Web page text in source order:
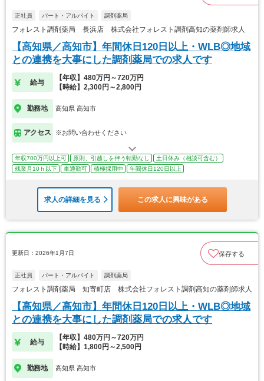
正社員 パート・アルバイト 調剤薬局
フォレスト調剤薬局 長浜店 株式会社フォレスト調剤高知の薬剤師求人
【高知県／高知市】年間休日120日以上・WLB◎地域
との連携を大事にした調剤薬局での求人です
給与
【年収】480万円～720万円
【時給】2,300円～2,800円
勤務地 高知県 高知市
アクセス ※お問い合わせください
年収700万円以上可 原則、引越しを伴う転勤なし
土日休み（相談可含む）
残業月10ｈ以下
車通勤可 積極採用中 年間休日120日以上
求人の詳細を見る この求人に興味がある
更新日：2026年1月7日 保存する
正社員 パート・アルバイト 調剤薬局
フォレスト調剤薬局 知寄町店 株式会社フォレスト調剤高知の薬剤師求人
【高知県／高知市】年間休日120日以上・WLB◎地域
との連携を大事にした調剤薬局での求人です
給与
【年収】480万円～720万円
【時給】1,800円～2,500円
勤務地 高知県 高知市